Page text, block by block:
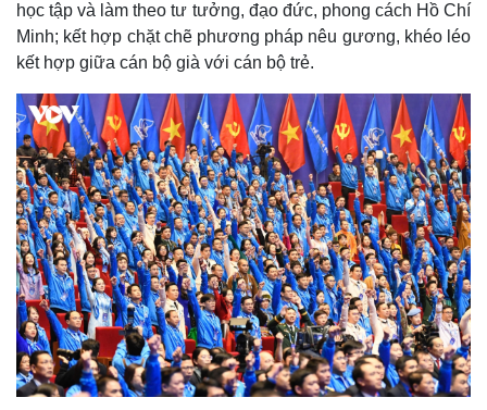
học tập và làm theo tư tưởng, đạo đức, phong cách Hồ Chí
Minh; kết hợp chặt chẽ phương pháp nêu gương, khéo léo
kết hợp giữa cán bộ già với cán bộ trẻ.